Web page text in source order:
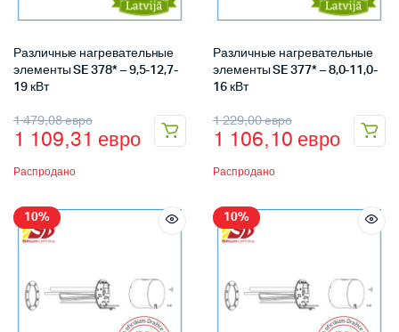
Различные нагревательные
элементы SE 378* – 9,5-12,7-
19 кВт
1 479,08евро
1 109,31 евро
Распродано
Различные нагревательные
элементы SE 377* – 8,0-11,0-
16 кВт
1 229,00евро
1 106,10 евро
Распродано
10% 10%